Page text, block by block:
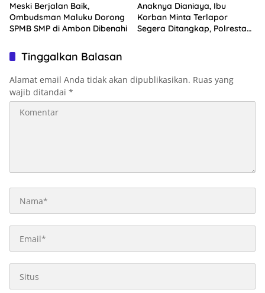
Meski Berjalan Baik,
Ombudsman Maluku Dorong
SPMB SMP di Ambon Dibenahi
Anaknya Dianiaya, Ibu
Korban Minta Terlapor
Segera Ditangkap, Polresta
Tinggalkan Balasan
Alamat email Anda tidak akan dipublikasikan. Ruas yang
wajib ditandai *